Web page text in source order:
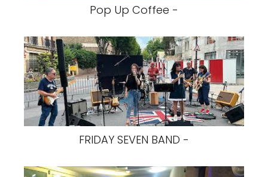
Pop Up Coffee -
FRIDAY SEVEN BAND -